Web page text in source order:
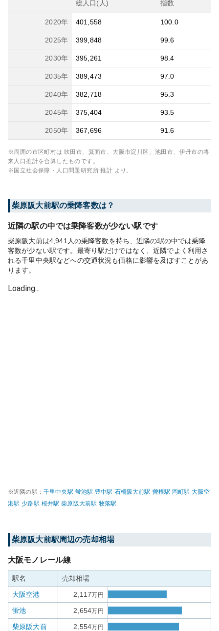
総人口(人) 指数
2020年 401,558 100.0
2025年 399,848 99.6
2030年 395,261 98.4
2035年 389,473 97.0
2040年 382,718 95.3
2045年 375,404 93.5
2050年 367,696 91.6
※周囲の市区町村は 吹田市、箕面市、大阪市淀川区、池田市、伊丹市の将
来人口推計を合算したものです。
※国立社会保障・人口問題研究所 推計 より。
柴原阪大前駅の乗降客数は？
近隣の駅の中では乗降客数が少ない駅です
柴原阪大前は4,941人の乗降客数を持ち、近隣の駅の中では乗降
客数が少ない駅です。最寄り駅だけではなく、近隣でよく利用さ
れる千里中央駅などへの交通状況も価格に影響を及ぼすことがあ
ります。
Loading...
※近隣の駅： 千里中央駅 蛍池駅 豊中駅 石橋阪大前駅 曽根駅 岡町駅 大阪空
港駅 少路駅 桜井駅 柴原阪大前駅 牧落駅
柴原阪大前駅周辺の売却相場
大阪モノレール線
駅名 売却相場
大阪空港 2,117万円
蛍池 2,654万円
柴原阪大前 2,554万円